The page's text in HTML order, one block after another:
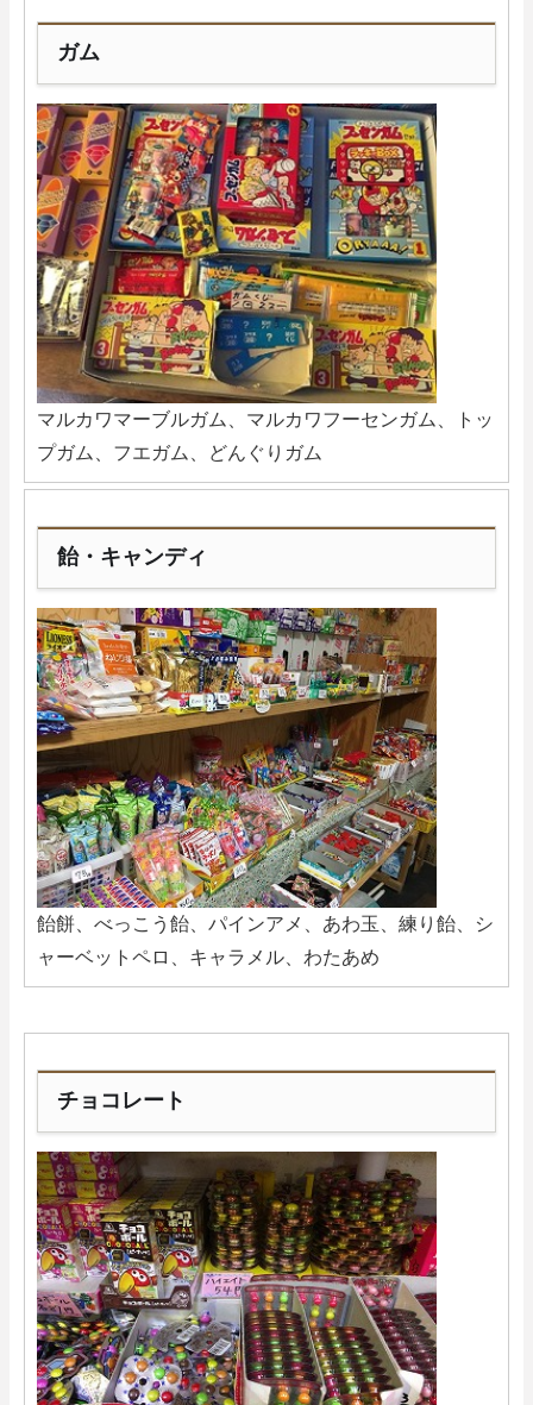
ガム
マルカワマーブルガム、マルカワフーセンガム、トッ
プガム、フエガム、どんぐりガム
飴・キャンディ
飴餅、べっこう飴、パインアメ、あわ玉、練り飴、シ
ャーベットペロ、キャラメル、わたあめ
チョコレート